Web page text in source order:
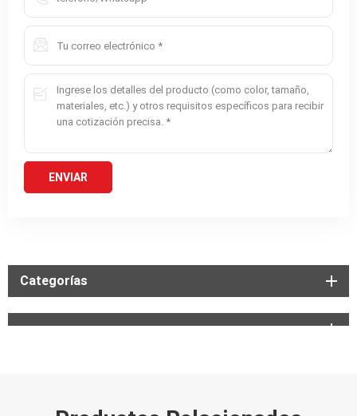
Categorías